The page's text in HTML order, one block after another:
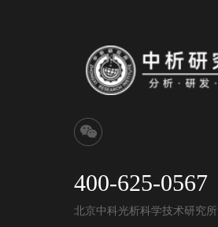
400-625-0567
北京中科光析科学技术研究所